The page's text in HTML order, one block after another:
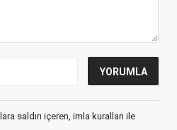
saldırı içeren, imla kuralları ile